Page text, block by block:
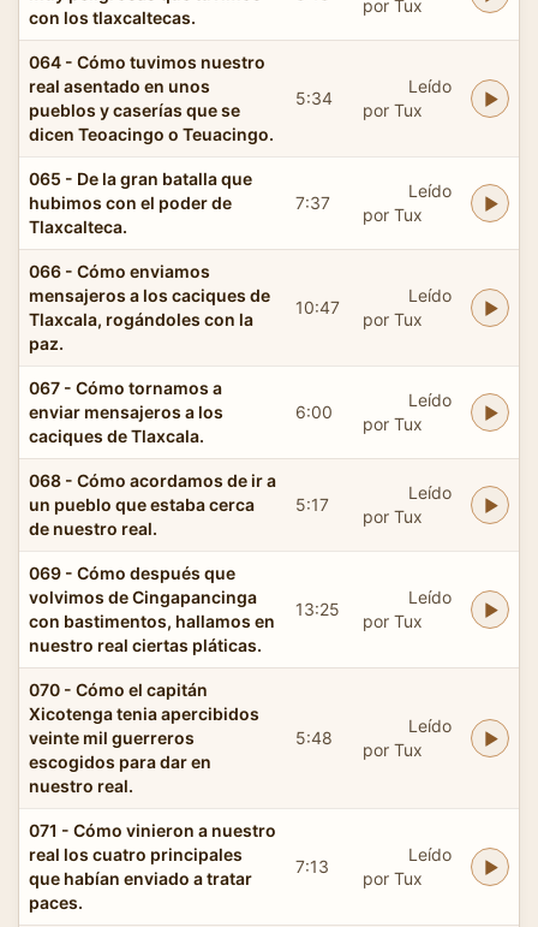
con los tlaxcaltecas.
por Tux
064 - Cómo tuvimos nuestro
real asentado en unos
pueblos y caserías que se
dicen Teoacingo o Teuacingo.
5:34
Leído
por Tux
065 - De la gran batalla que
hubimos con el poder de
Tlaxcalteca.
7:37
Leído
por Tux
066 - Cómo enviamos
mensajeros a los caciques de
Tlaxcala, rogándoles con la
paz.
10:47
Leído
por Tux
067 - Cómo tornamos a
enviar mensajeros a los
caciques de Tlaxcala.
6:00
Leído
por Tux
068 - Cómo acordamos de ir a
un pueblo que estaba cerca
de nuestro real.
5:17
Leído
por Tux
069 - Cómo después que
volvimos de Cingapancinga
con bastimentos, hallamos en
nuestro real ciertas pláticas.
13:25
Leído
por Tux
070 - Cómo el capitán
Xicotenga tenia apercibidos
veinte mil guerreros
escogidos para dar en
nuestro real.
5:48
Leído
por Tux
071 - Cómo vinieron a nuestro
real los cuatro principales
que habían enviado a tratar
paces.
7:13
Leído
por Tux